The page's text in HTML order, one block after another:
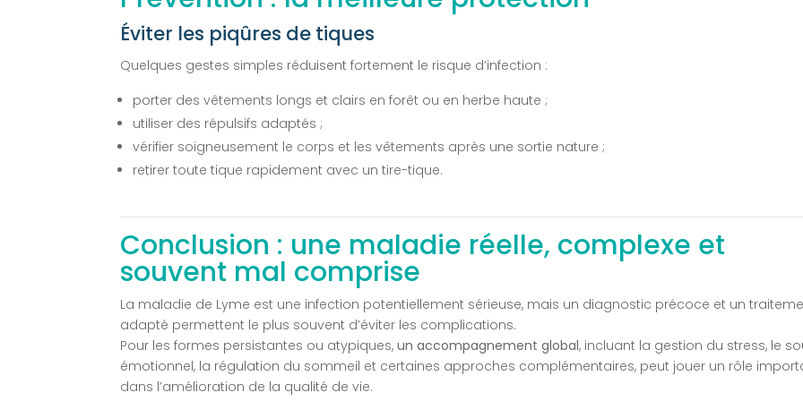
Éviter les piqûres de tiques
Quelques gestes simples réduisent fortement le risque d’infection :
porter des vêtements longs et clairs en forêt ou en herbe haute ;
utiliser des répulsifs adaptés ;
vérifier soigneusement le corps et les vêtements après une sortie nature ;
retirer toute tique rapidement avec un tire-tique.
Conclusion : une maladie réelle, complexe et
souvent mal comprise
La maladie de Lyme est une infection potentiellement sérieuse, mais un diagnostic précoce et un
adapté permettent le plus souvent d’éviter les complications.
Pour les formes persistantes ou atypiques,un accompagnement global, incluant la gestion du stress, le
émotionnel, la régulation du sommeil et certaines approches complémentaires, peut jouer un rôle
dans l’amélioration de la qualité de vie.